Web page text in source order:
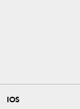
IOS